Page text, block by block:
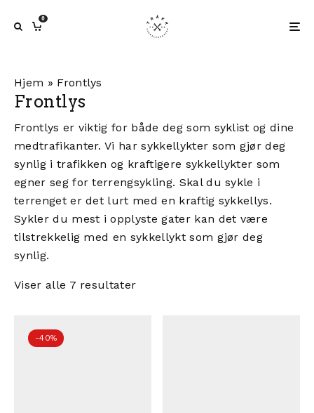
0
Hjem » Frontlys
Frontlys
Frontlys er viktig for både deg som syklist og dine
medtrafikanter. Vi har sykkellykter som gjør deg
synlig i trafikken og kraftigere sykkellykter som
egner seg for terrengsykling. Skal du sykle i
terrenget er det lurt med en kraftig sykkellys.
Sykler du mest i opplyste gater kan det være
tilstrekkelig med en sykkellykt som gjør deg
synlig.
Viser alle 7 resultater
-40%